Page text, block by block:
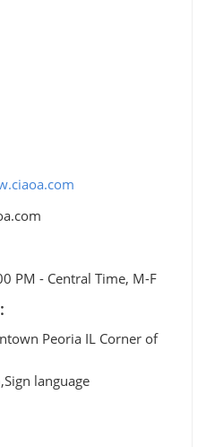
PM - Central Time, M-F
Peoria IL Corner of
language